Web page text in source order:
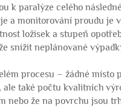
k paralýze celého
a monitorování proudu je
ložisek a stupeň
snížit neplánované
procesu – žádné místo
také počtu kvalitních
nebo že na povrchu jsou